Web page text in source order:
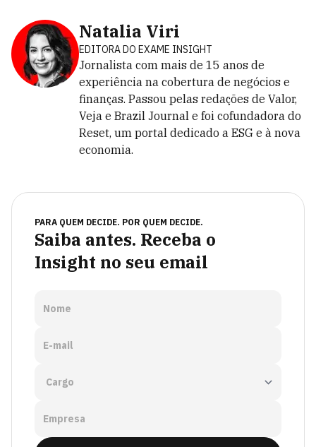
Natalia Viri
EDITORA DO EXAME INSIGHT
Jornalista com mais de 15 anos de
experiência na cobertura de negócios e
finanças. Passou pelas redações de Valor,
Veja e Brazil Journal e foi cofundadora do
Reset, um portal dedicado a ESG e à nova
economia.
PARA QUEM DECIDE. POR QUEM DECIDE.
Saiba antes. Receba o
Insight no seu email
Nome
E-mail
Empresa